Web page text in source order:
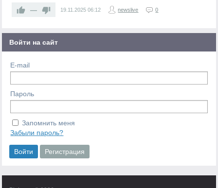
— 19.11.2025 06:12 newslive 0
Войти на сайт
E-mail
Пароль
Запомнить меня
Забыли пароль?